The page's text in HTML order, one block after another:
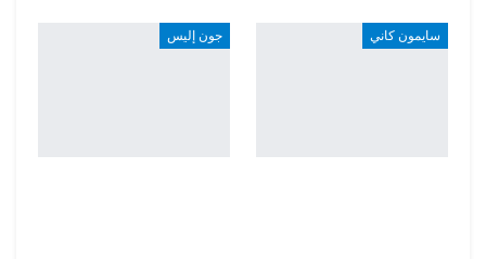
سايمون كاني جون إليس